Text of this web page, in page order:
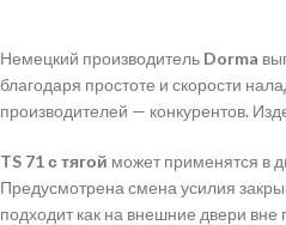
Немецкий производитель Dorma
благодаря простоте и скорости
производителей — конкурентов.
TS 71 с тягой может применятся в
Предусмотрена смена усилия
подходит как на внешние двери